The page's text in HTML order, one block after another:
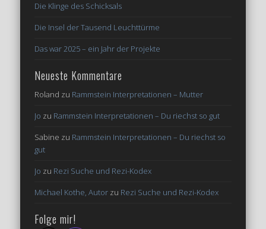
Die Klinge des Schicksals
Die Insel der Tausend Leuchttürme
Das war 2025 – ein Jahr der Projekte
Neueste Kommentare
Roland zu Rammstein Interpretationen – Mutter
Jo zu Rammstein Interpretationen – Du riechst so gut
Sabine zu Rammstein Interpretationen – Du riechst so
gut
Jo zu Rezi Suche und Rezi-Kodex
Michael Kothe, Autor zu Rezi Suche und Rezi-Kodex
Folge mir!